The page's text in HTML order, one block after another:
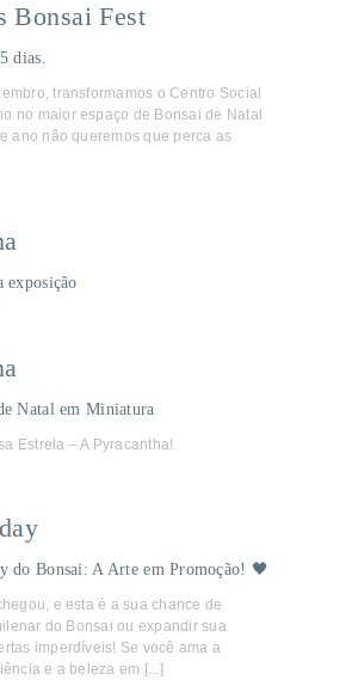
Bonsai Fest
dias.
transformamos o Centro Social
no maior espaço de Bonsai de Natal
ano não queremos que perca as
exposição
Natal em Miniatura
Estrela – A Pyracantha!
do Bonsai: A Arte em Promoção! 🖤
e esta é a sua chance de
do Bonsai ou expandir sua
imperdíveis! Se você ama a
e a beleza em [...]